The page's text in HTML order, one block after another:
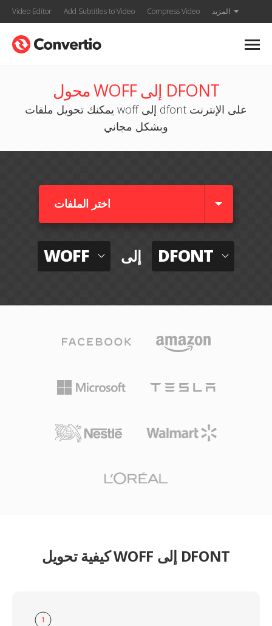
Video Editor Add Subtitles to Video Compress Video المزيد
محول WOFF إلى DFONT
يمكنك تحويل ملفات woff إلى dfont على الإنترنت
وبشكل مجاني
اختر الملفات
WOFF إلى DFONT
كيفية تحويل WOFF إلى DFONT
1